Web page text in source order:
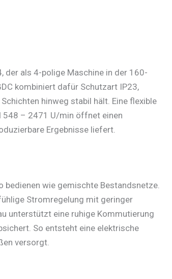
der als 4-polige Maschine in der 160-
kombiniert dafür Schutzart IP23,
hinweg stabil hält. Eine flexible
548 – 2471 U/min öffnet einen
Ergebnisse liefert.
wie gemischte Bestandsnetze.
Stromregelung mit geringer
unterstützt eine ruhige Kommutierung
So entsteht eine elektrische
versorgt.